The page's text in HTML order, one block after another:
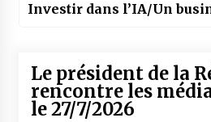
Investir dans l’IA/Un
Le président de la
rencontre les
le 27/7/2026